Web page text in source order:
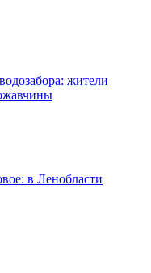
жители
в Ленобласти